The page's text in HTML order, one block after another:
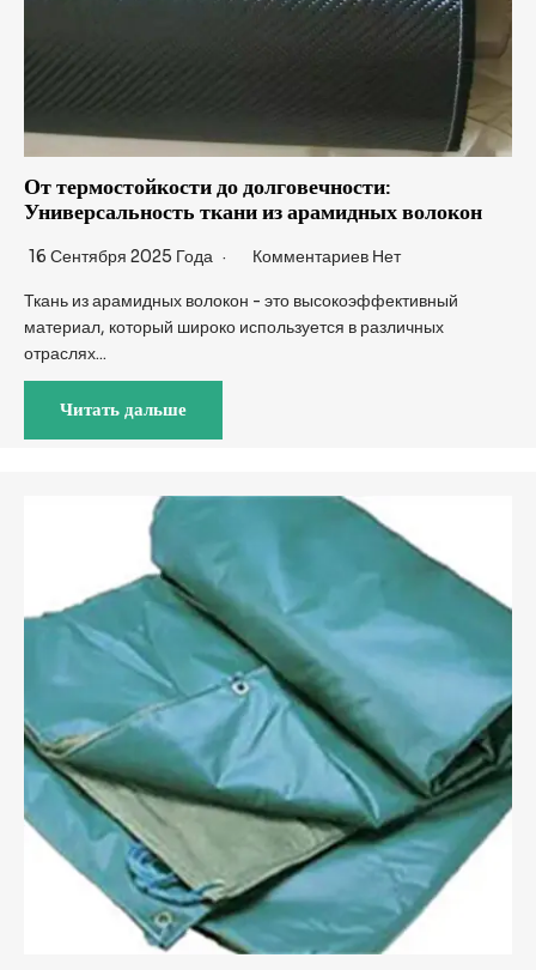
От термостойкости до долговечности:
Универсальность ткани из арамидных волокон
16 Сентября 2025 Года Комментариев Нет
Ткань из арамидных волокон - это высокоэффективный
материал, который широко используется в различных
отраслях...
Читать дальше